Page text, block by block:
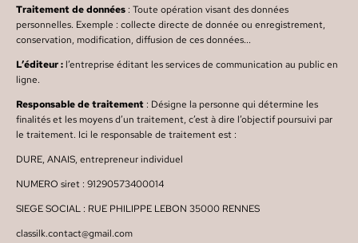
Traitement de données : Toute opération visant des données
personnelles. Exemple : collecte directe de donnée ou enregistrement,
conservation, modification, diffusion de ces données...
L’éditeur : l’entreprise éditant les services de communication au public en
ligne.
Responsable de traitement : Désigne la personne qui détermine les
finalités et les moyens d’un traitement, c’est à dire l’objectif poursuivi par
le traitement. Ici le responsable de traitement est :
DURE, ANAIS, entrepreneur individuel
NUMERO siret : 91290573400014
SIEGE SOCIAL : RUE PHILIPPE LEBON 35000 RENNES
classilk.contact@gmail.com